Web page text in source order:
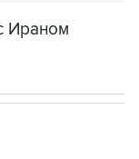
Ираном